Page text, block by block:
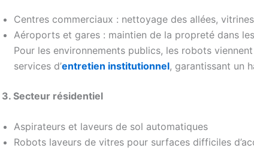
Centres commerciaux : nettoyage des allées,
Aéroports et gares : maintien de la propreté dans
Pour les environnements publics, les robots
services d’entretien institutionnel, garantissant un
3. Secteur résidentiel
Aspirateurs et laveurs de sol automatiques
Robots laveurs de vitres pour surfaces difficiles